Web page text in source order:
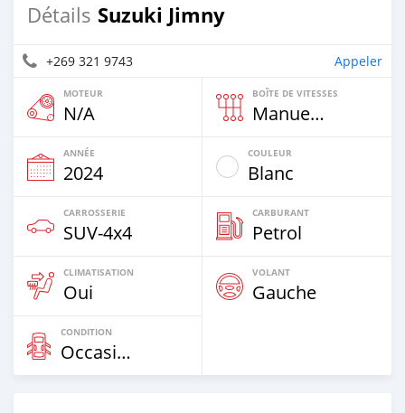
Détails Suzuki Jimny
+269 321 9743 Appeler
MOTEUR
N/A
BOÎTE DE VITESSES
Manuelle
ANNÉE
2024
COULEUR
Blanc
CARROSSERIE
SUV‒4x4
CARBURANT
Petrol
CLIMATISATION
Oui
VOLANT
Gauche
CONDITION
Occasion